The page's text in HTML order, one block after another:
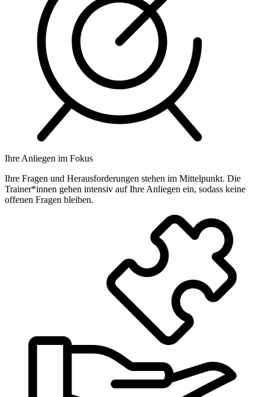
Ihre Anliegen im Fokus
Ihre Fragen und Herausforderungen stehen im Mittelpunkt. Die
Trainer*innen gehen intensiv auf Ihre Anliegen ein, sodass keine
offenen Fragen bleiben.